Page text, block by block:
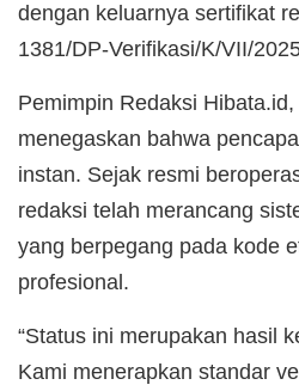
dengan keluarnya sertifikat
1381/DP-Verifikasi/K/VII/
Pemimpin Redaksi
menegaskan bahwa
instan. Sejak resmi
redaksi telah merancang
yang berpegang pada kode
profesional.
“Status ini merupakan hasil
Kami menerapkan standar